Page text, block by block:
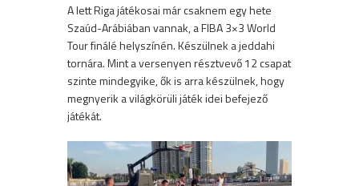
A lett Riga játékosai már csaknem egy hete
Szaúd-Arábiában vannak, a FIBA 3×3 World
Tour finálé helyszínén. Készülnek a jeddahi
tornára. Mint a versenyen résztvevő 12 csapat
szinte mindegyike, ők is arra készülnek, hogy
megnyerik a világkörüli játék idei befejező
játékát.